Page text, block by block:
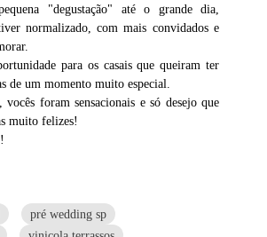
"degustação" até o grande dia,
normalizado, com mais convidados e
para os casais que queiram ter
de um momento muito especial.
foram sensacionais e só desejo que
muito felizes!
pré wedding sp